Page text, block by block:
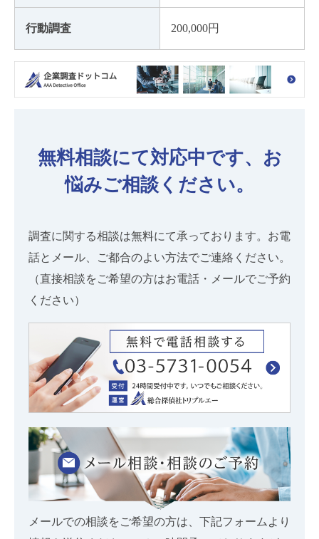
行動調査 200,000円
無料相談にて対応中です、お
悩みご相談ください。
調査に関する相談は無料にて承っております。お電
話とメール、ご都合のよい方法でご連絡ください。
（直接相談をご希望の方はお電話・メールでご予約
ください）
メールでの相談をご希望の方は、下記フォームより